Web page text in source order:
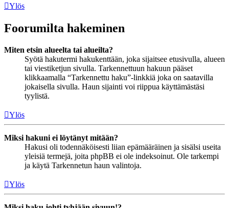
Ylös
Foorumilta hakeminen
Miten etsin alueelta tai alueilta?
Syötä hakutermi hakukenttään, joka sijaitsee etusivulla, alueen
tai viestiketjun sivulla. Tarkennettuun hakuun pääset
klikkaamalla “Tarkennettu haku”-linkkiä joka on saatavilla
jokaisella sivulla. Haun sijainti voi riippua käyttämästäsi
tyylistä.
Ylös
Miksi hakuni ei löytänyt mitään?
Hakusi oli todennäköisesti liian epämääräinen ja sisälsi useita
yleisiä termejä, joita phpBB ei ole indeksoinut. Ole tarkempi
ja käytä Tarkennetun haun valintoja.
Ylös